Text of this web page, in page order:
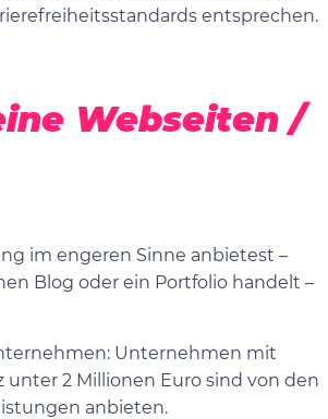
entsprechen.
Webseiten /
im engeren Sinne anbietest –
Blog oder ein Portfolio handelt –
Unternehmen mit
2 Millionen Euro sind von den
anbieten.